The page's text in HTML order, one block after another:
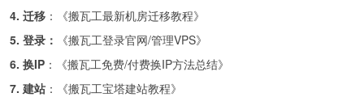
4. 迁移 ：《搬瓦工最新机房迁移教程》
5. 登录：
《搬瓦工登录官网/管理VPS》
6. 换IP ：《搬瓦工免费/付费换IP方法总结》
7. 建站 ：《搬瓦工宝塔建站教程》